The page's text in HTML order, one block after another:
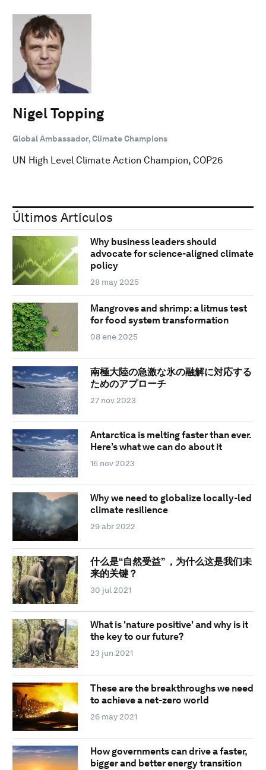
Nigel Topping
Global Ambassador, Climate Champions
UN High Level Climate Action Champion, COP26
Últimos Artículos
Why business leaders should
advocate for science-aligned climate
policy
28 may 2025
Mangroves and shrimp: a litmus test
for food system transformation
08 ene 2025
南極大陸の急激な氷の融解に対応する
ためのアプローチ
27 nov 2023
Antarctica is melting faster than ever.
Here’s what we can do about it
15 nov 2023
Why we need to globalize locally-led
climate resilience
29 abr 2022
什么是“自然受益” ，为什么这是我们未
来的关键？
30 jul 2021
What is 'nature positive' and why is it
the key to our future?
23 jun 2021
These are the breakthroughs we need
to achieve a net-zero world
26 may 2021
How governments can drive a faster,
bigger and better energy transition